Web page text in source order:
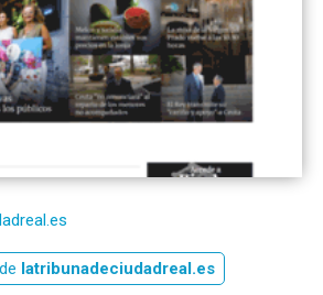
latribunadeciudadreal.es